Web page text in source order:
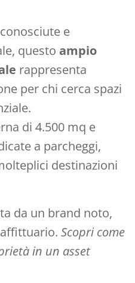
e
questo ampio
rappresenta
per chi cerca spazi
di 4.500 mq e
a parcheggi,
destinazioni
da un brand noto,
Scopri come
in un asset